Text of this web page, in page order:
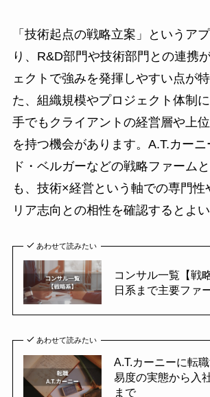
「技術起点の戦略立案」というア
り、R&D部門や技術部門との連携
ェクトで強みを発揮しやすい点が
た、組織規模やプロジェクト体制
手でもクライアントの経営層や上
を持つ機会があります。A.T.カー
ド・ベルガーなどの戦略ファーム
も、技術×経営という軸での専門性
リア志向との相性を確認するとよい
あわせて読みたい
コンサル一覧【戦
日系まで主要ファ
あわせて読みたい
A.T.カーニーに転
易度の実態から入
まで